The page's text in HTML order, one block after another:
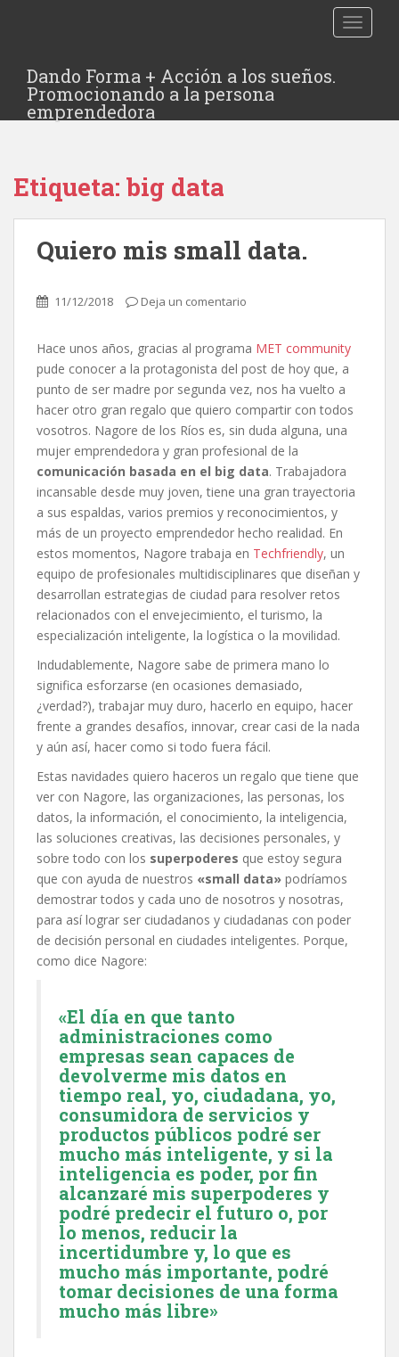
Dando Forma + Acción a los sueños.
Promocionando a la persona
emprendedora
Etiqueta: big data
Quiero mis small data.
11/12/2018 Deja un comentario
Hace unos años, gracias al programa MET community
pude conocer a la protagonista del post de hoy que, a
punto de ser madre por segunda vez, nos ha vuelto a
hacer otro gran regalo que quiero compartir con todos
vosotros. Nagore de los Ríos es, sin duda alguna, una
mujer emprendedora y gran profesional de la
comunicación basada en el big data. Trabajadora
incansable desde muy joven, tiene una gran trayectoria
a sus espaldas, varios premios y reconocimientos, y
más de un proyecto emprendedor hecho realidad. En
estos momentos, Nagore trabaja en Techfriendly, un
equipo de profesionales multidisciplinares que diseñan y
desarrollan estrategias de ciudad para resolver retos
relacionados con el envejecimiento, el turismo, la
especialización inteligente, la logística o la movilidad.
Indudablemente, Nagore sabe de primera mano lo
significa esforzarse (en ocasiones demasiado,
¿verdad?), trabajar muy duro, hacerlo en equipo, hacer
frente a grandes desafíos, innovar, crear casi de la nada
y aún así, hacer como si todo fuera fácil.
Estas navidades quiero haceros un regalo que tiene que
ver con Nagore, las organizaciones, las personas, los
datos, la información, el conocimiento, la inteligencia,
las soluciones creativas, las decisiones personales, y
sobre todo con los superpoderes que estoy segura
que con ayuda de nuestros «small data» podríamos
demostrar todos y cada uno de nosotros y nosotras,
para así lograr ser ciudadanos y ciudadanas con poder
de decisión personal en ciudades inteligentes. Porque,
como dice Nagore:
«El día en que tanto
administraciones como
empresas sean capaces de
devolverme mis datos en
tiempo real, yo, ciudadana, yo,
consumidora de servicios y
productos públicos podré ser
mucho más inteligente, y si la
inteligencia es poder, por fin
alcanzaré mis superpoderes y
podré predecir el futuro o, por
lo menos, reducir la
incertidumbre y, lo que es
mucho más importante, podré
tomar decisiones de una forma
mucho más libre»